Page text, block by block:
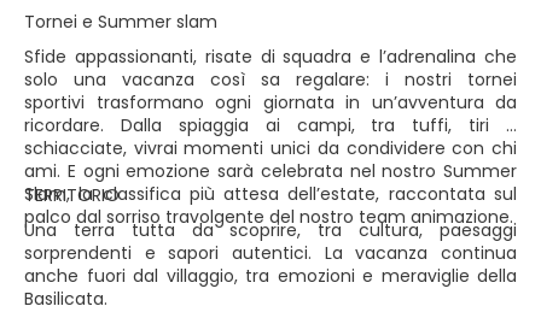
Tornei e Summer slam
Sfide appassionanti, risate di squadra e l’adrenalina che
solo una vacanza così sa regalare: i nostri tornei
sportivi trasformano ogni giornata in un’avventura da
ricordare. Dalla spiaggia ai campi, tra tuffi, tiri e
schiacciate, vivrai momenti unici da condividere con chi
ami. E ogni emozione sarà celebrata nel nostro Summer
Slam, la classifica più attesa dell’estate, raccontata sul
palco dal sorriso travolgente del nostro team animazione.
TERRITORIO
Una terra tutta da scoprire, tra cultura, paesaggi
sorprendenti e sapori autentici. La vacanza continua
anche fuori dal villaggio, tra emozioni e meraviglie della
Basilicata.